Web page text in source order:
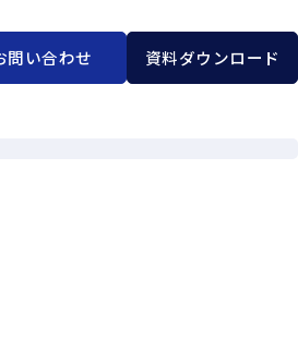
問い合わせ 資料ダウンロード